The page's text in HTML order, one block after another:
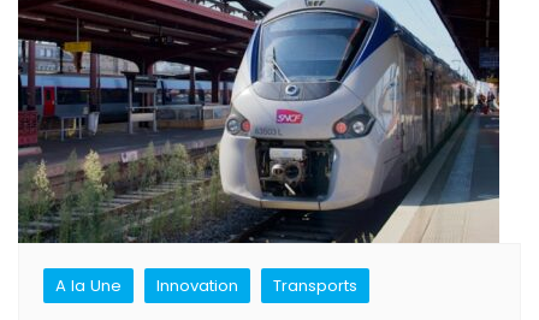
A la Une Innovation Transports